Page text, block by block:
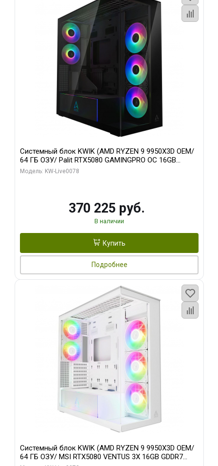
Системный блок KWIK (AMD RYZEN 9 9950X3D OEM/
64 ГБ ОЗУ/ Palit RTX5080 GAMINGPRO OC 16GB
GDDR7 256bit 3xDP HD/ 1 ТБ SSD)
Модель: KW-Live0078
370 225 руб.
В наличии
Купить
Подробнее
Системный блок KWIK (AMD RYZEN 9 9950X3D OEM/
64 ГБ ОЗУ/ MSI RTX5080 VENTUS 3X 16GB GDDR7